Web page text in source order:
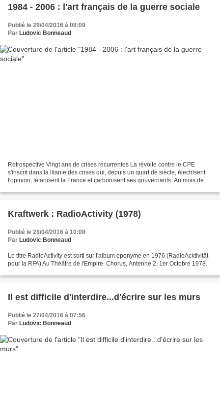
1984 - 2006 : l'art français de la guerre sociale
Publié le 29/04/2016 à 08:09
Par Ludovic Bonneaud
Rétrospective Vingt ans de crises récurrentes La révolte contre le CPE
s'inscrit dans la litanie des crises qui, depuis un quart de siècle, électrisent
l'opinion, tétanisent la France et carbonisent ses gouvernants. Au mois de
Kraftwerk : RadioActivity (1978)
Publié le 28/04/2016 à 10:08
Par Ludovic Bonneaud
Le titre RadioActivity est sorti sur l'album éponyme en 1976 (RadioAcktivität
pour la RFA) Au Théâtre de l'Empire. Chorus, Antenne 2, 1er Octobre 1978.
Il est difficile d'interdire...d'écrire sur les murs
Publié le 27/04/2016 à 07:56
Par Ludovic Bonneaud